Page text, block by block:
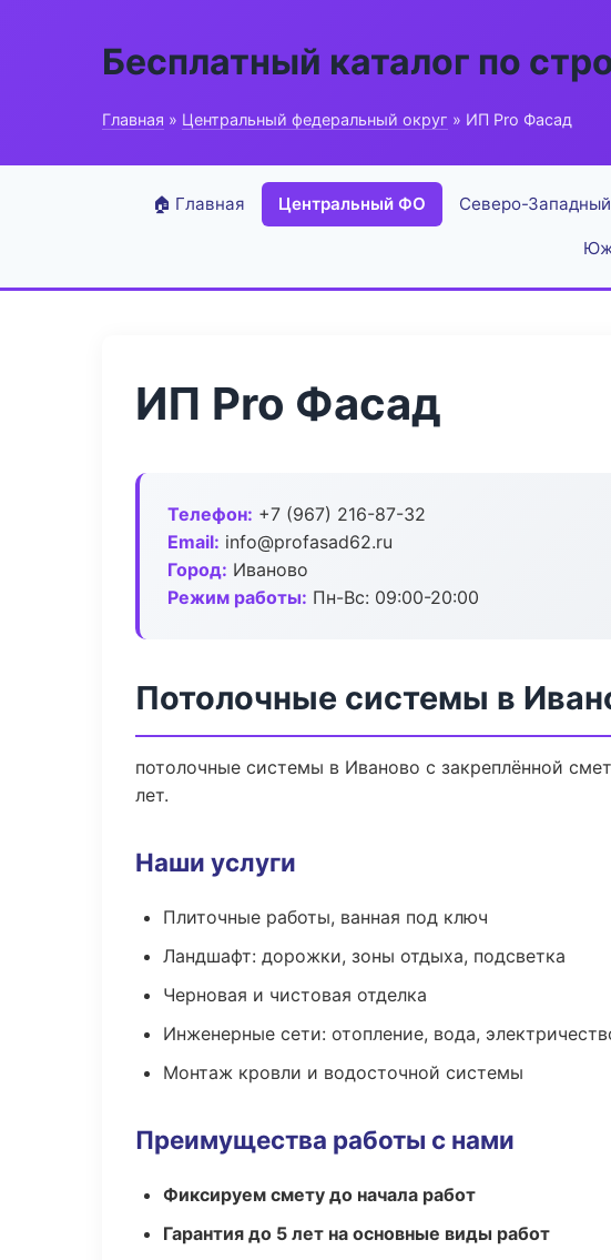
Бесплатный каталог по
Главная » Центральный федеральный округ » ИП Pro Фасад
🏠 Главная Центральный ФО Северо-
ИП Pro Фасад
Телефон: +7 (967) 216-87-32
Email: info@profasad62.ru
Город: Иваново
Режим работы: Пн-Вс: 09:00-20:00
Потолочные системы в
потолочные системы в Иваново с закреплённой
лет.
Наши услуги
Плиточные работы, ванная под ключ
Ландшафт: дорожки, зоны отдыха, подсветка
Черновая и чистовая отделка
Инженерные сети: отопление, вода,
Монтаж кровли и водосточной системы
Преимущества работы с нами
Фиксируем смету до начала работ
Гарантия до 5 лет на основные виды работ